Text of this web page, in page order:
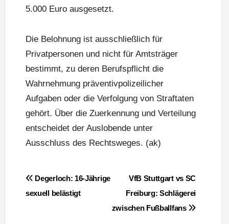
5.000 Euro ausgesetzt.
Die Belohnung ist ausschließlich für
Privatpersonen und nicht für Amtsträger
bestimmt, zu deren Berufspflicht die
Wahrnehmung präventivpolizeilicher
Aufgaben oder die Verfolgung von Straftaten
gehört. Über die Zuerkennung und Verteilung
entscheidet der Auslobende unter
Ausschluss des Rechtsweges. (ak)
BeitragsnavigationVfB Stuttgart vs SC
Freiburg: Schlägerei
zwischen Fußballfans
Degerloch: 16-Jährige
sexuell belästigt